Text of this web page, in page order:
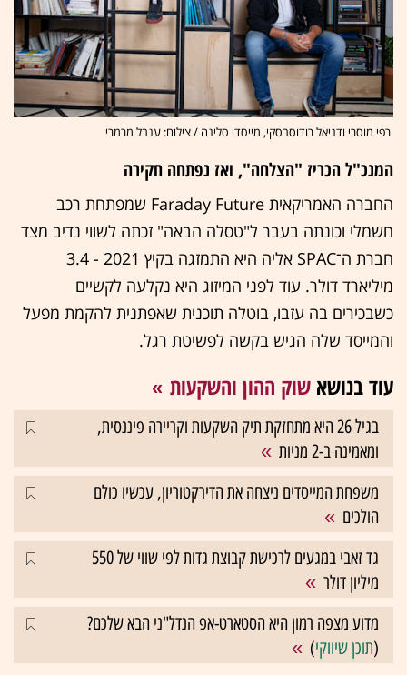
רפי מוסרי ודניאל רודוסבסקי, מייסדי סלינה / צילום: ענבל מרמרי
המנכ"ל הכריז "הצלחה", ואז נפתחה חקירה
החברה האמריקאית Faraday Future שמפתחת רכב
חשמלי וכונתה בעבר ל"טסלה הבאה" זכתה לשווי נדיב מצד
חברת ה־SPAC אליה היא התמזגה בקיץ 2021 - 3.4
מיליארד דולר. עוד לפני המיזוג היא נקלעה לקשיים
כשבכירים בה עזבו, בוטלה תוכנית שאפתנית להקמת מפעל
והמייסד שלה הגיש בקשה לפשיטת רגל.
עוד בנושא שוק ההון והשקעות
בגיל 26 היא מתחזקת תיק השקעות וקריירה פיננסית,
ומאמינה ב-2 מניות
משפחת המייסדים ניצחה את הדירקטוריון, עכשיו כולם
הולכים
גד זאבי במגעים לרכישת קבוצת גדות לפי שווי של 550
מיליון דולר
מדוע מצפה רמון היא הסטארט-אפ הנדל"ני הבא שלכם?
(תוכן שיווקי)